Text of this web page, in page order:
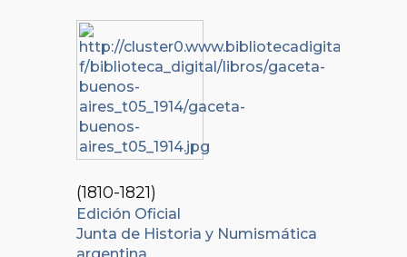
(1810-1821)
Edición Oficial
Junta de Historia y Numismática